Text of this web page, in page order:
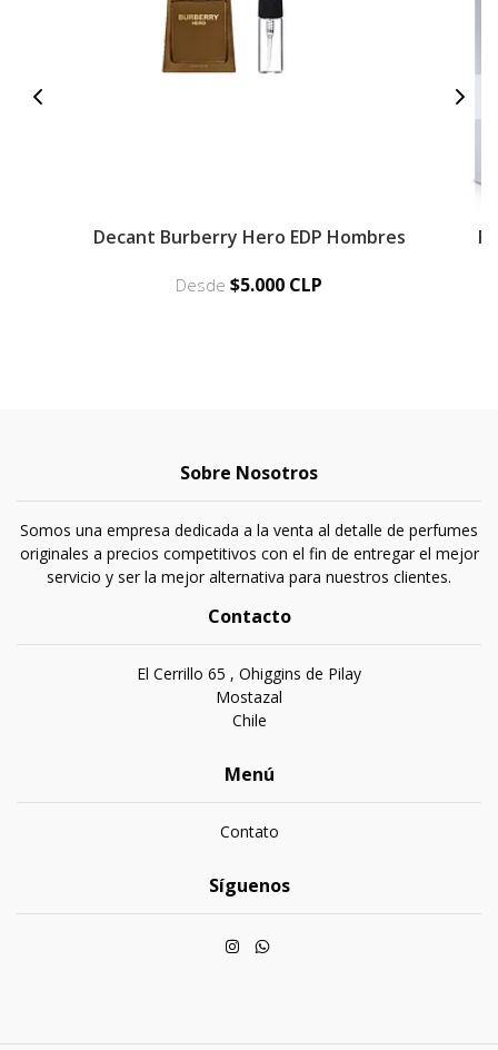
Decant Burberry Hero EDP Hombres
Desde $5.000 CLP
Sobre Nosotros
Somos una empresa dedicada a la venta al detalle de perfumes
originales a precios competitivos con el fin de entregar el mejor
servicio y ser la mejor alternativa para nuestros clientes.
Contacto
El Cerrillo 65 , Ohiggins de Pilay
Mostazal
Chile
Menú
Contato
Síguenos